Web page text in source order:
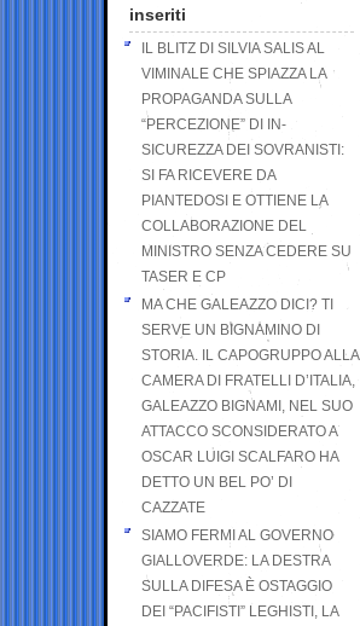
inseriti
IL BLITZ DI SILVIA SALIS AL
VIMINALE CHE SPIAZZA LA
PROPAGANDA SULLA
“PERCEZIONE” DI IN-
SICUREZZA DEI SOVRANISTI:
SI FA RICEVERE DA
PIANTEDOSI E OTTIENE LA
COLLABORAZIONE DEL
MINISTRO SENZA CEDERE SU
TASER E CP
MA CHE GALEAZZO DICI? TI
SERVE UN BIGNAMINO DI
STORIA. IL CAPOGRUPPO ALLA
CAMERA DI FRATELLI D’ITALIA,
GALEAZZO BIGNAMI, NEL SUO
ATTACCO SCONSIDERATO A
OSCAR LUIGI SCALFARO HA
DETTO UN BEL PO’ DI
CAZZATE
SIAMO FERMI AL GOVERNO
GIALLOVERDE: LA DESTRA
SULLA DIFESA È OSTAGGIO
DEI “PACIFISTI” LEGHISTI, LA